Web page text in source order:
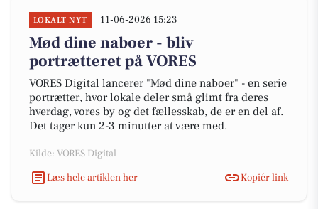
LOKALT NYT 11-06-2026 15:23
Mød dine naboer - bliv
portrætteret på VORES
VORES Digital lancerer "Mød dine naboer" - en serie
portrætter, hvor lokale deler små glimt fra deres
hverdag, vores by og det fællesskab, de er en del af.
Det tager kun 2-3 minutter at være med.
Kilde: VORES Digital
Læs hele artiklen her
Kopiér link